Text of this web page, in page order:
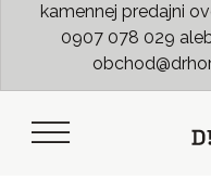
kamennej predajni
0907 078 029